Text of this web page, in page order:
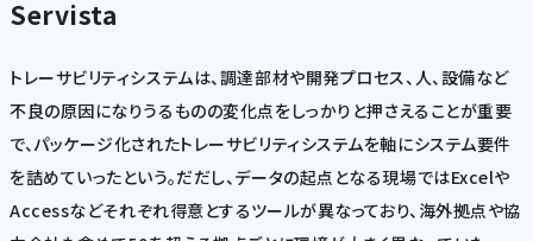
Servista
トレーサビリティシステムは、調達部材や開発プロセス、人、設備など
不良の原因になりうるものの変化点をしっかりと押さえることが重要
で、パッケージ化されたトレーサビリティシステムを軸にシステム要件
を詰めていったという。だだし、データの起点となる現場ではExcelや
Accessなどそれぞれ得意とするツールが異なっており、海外拠点や協